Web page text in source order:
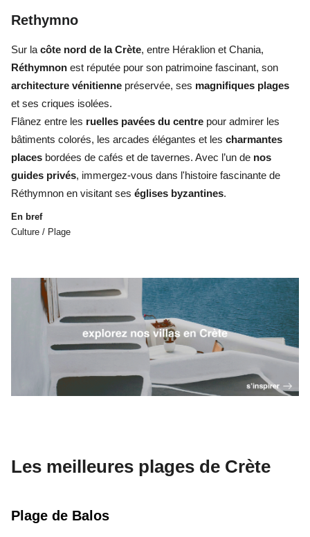
Rethymno
Sur la côte nord de la Crète, entre Héraklion et Chania,
Réthymnon est réputée pour son patrimoine fascinant, son
architecture vénitienne préservée, ses magnifiques plages
et ses criques isolées.
Flânez entre les ruelles pavées du centre pour admirer les
bâtiments colorés, les arcades élégantes et les charmantes
places bordées de cafés et de tavernes. Avec l’un de nos
guides privés, immergez-vous dans l'histoire fascinante de
Réthymnon en visitant ses églises byzantines.
En bref
Culture / Plage
Les meilleures plages de Crète
Plage de Balos